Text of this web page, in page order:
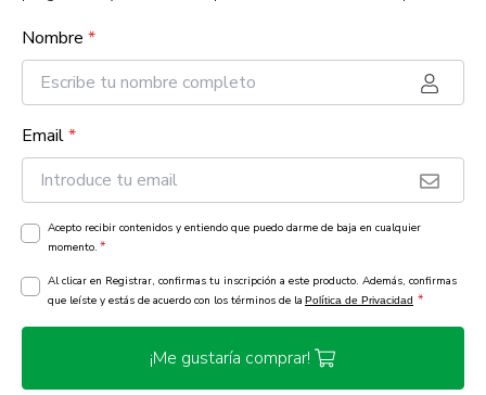
Nombre *
Email*
Acepto recibir contenidos y entiendo que puedo darme de baja en cualquier
momento. *
Al clicar en Registrar, confirmas tu inscripción a este producto. Además, confirmas
que leíste y estás de acuerdo con los términos de la Política de Privacidad *
¡Me gustaría comprar!